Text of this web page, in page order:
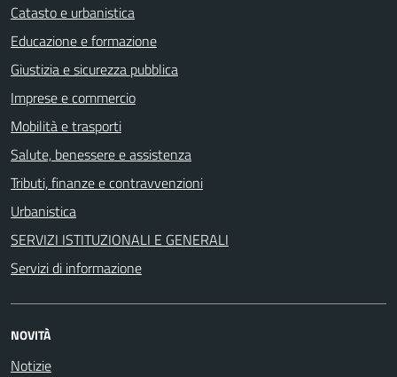
Catasto e urbanistica
Educazione e formazione
Giustizia e sicurezza pubblica
Imprese e commercio
Mobilità e trasporti
Salute, benessere e assistenza
Tributi, finanze e contravvenzioni
Urbanistica
SERVIZI ISTITUZIONALI E GENERALI
Servizi di informazione
NOVITÀ
Notizie